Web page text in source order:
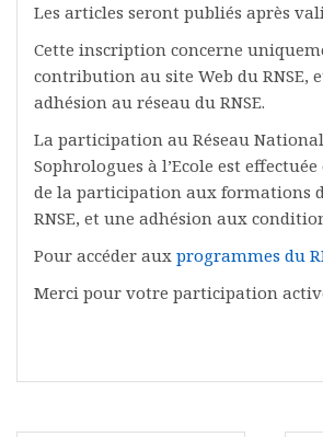
Les articles seront publiés après
Cette inscription concerne
contribution au site Web du RNSE,
adhésion au réseau du RNSE.
La participation au Réseau
Sophrologues à l’Ecole est
de la participation aux formations
RNSE, et une adhésion aux
Pour accéder aux programmes du
Merci pour votre participation